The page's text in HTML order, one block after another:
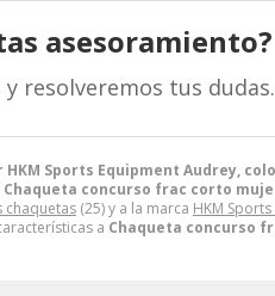
Sports Equipment Audrey,
Chaqueta concurso frac corto
chaquetas (25) y a la marca HKM
a Chaqueta concurso
asesoramiento?
resolveremos tus dudas.